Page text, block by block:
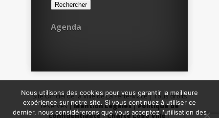
Agenda
Site Officiel de la Ville de La Ferté-Macé | Tous droits
réservés |Mention Légales|Politique de
confidentialité|Charte Logo Ville|
Nous utilisons des cookies pour vous garantir la meilleure
expérience sur notre site. Si vous continuez à utiliser ce
dernier, nous considérerons que vous acceptez l'utilisation des